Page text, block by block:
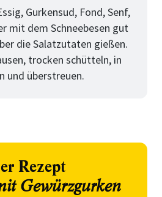
Gurkensud, Fond, Senf,
mit dem Schneebesen gut
die Salatzutaten gießen.
trocken schütteln, in
und überstreuen.
Rezept
Gewürzgurken